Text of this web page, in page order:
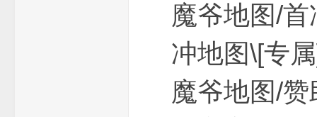
魔爷地
冲地
魔爷地